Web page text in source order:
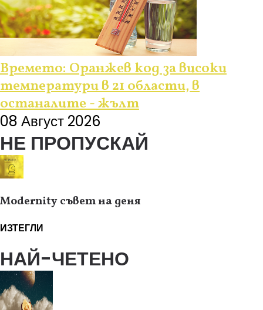
Времето: Оранжев код за високи
температури в 21 области, в
останалите - жълт
08 Август 2026
НЕ ПРОПУСКАЙ
Modernity съвет на деня
ИЗТЕГЛИ
НАЙ-ЧЕТЕНО